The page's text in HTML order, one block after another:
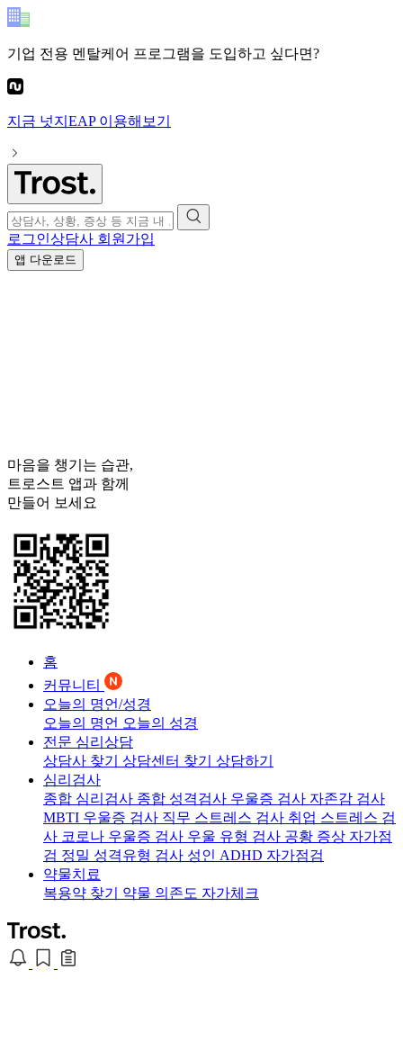
기업 전용 멘탈케어 프로그램을 도입하고 싶다면?
지금 넛지EAP이용해보기
로그인상담사 회원가입
앱 다운로드
마음을 챙기는 습관,
트로스트 앱과 함께
만들어 보세요
홈
커뮤니티
오늘의 명언/성경
오늘의 명언 오늘의 성경
전문 심리상담
상담사 찾기 상담센터 찾기 상담하기
심리검사
종합 심리검사 종합 성격검사 우울증 검사 자존감 검사
MBTI 우울증 검사 직무 스트레스 검사 취업 스트레스 검
사 코로나 우울증 검사 우울 유형 검사 공황 증상 자가점
검 정밀 성격유형 검사 성인 ADHD 자가점검
약물치료
복용약 찾기 약물 의존도 자가체크